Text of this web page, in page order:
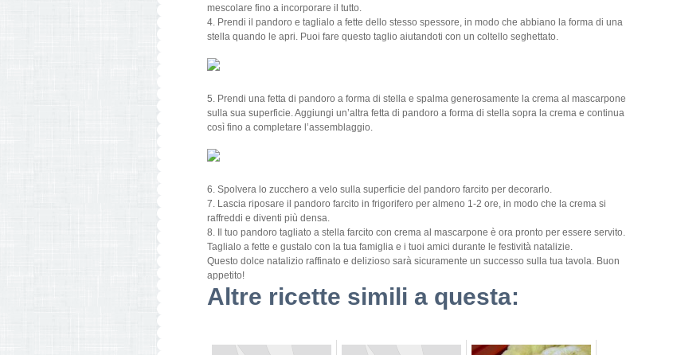
mescolare fino a incorporare il tutto.
4. Prendi il pandoro e taglialo a fette dello stesso spessore, in modo che abbiano la forma di una
stella quando le apri. Puoi fare questo taglio aiutandoti con un coltello seghettato.
5. Prendi una fetta di pandoro a forma di stella e spalma generosamente la crema al mascarpone
sulla sua superficie. Aggiungi un’altra fetta di pandoro a forma di stella sopra la crema e continua
così fino a completare l’assemblaggio.
6. Spolvera lo zucchero a velo sulla superficie del pandoro farcito per decorarlo.
7. Lascia riposare il pandoro farcito in frigorifero per almeno 1-2 ore, in modo che la crema si
raffreddi e diventi più densa.
8. Il tuo pandoro tagliato a stella farcito con crema al mascarpone è ora pronto per essere servito.
Taglialo a fette e gustalo con la tua famiglia e i tuoi amici durante le festività natalizie.
Questo dolce natalizio raffinato e delizioso sarà sicuramente un successo sulla tua tavola. Buon
appetito!
Altre ricette simili a questa: